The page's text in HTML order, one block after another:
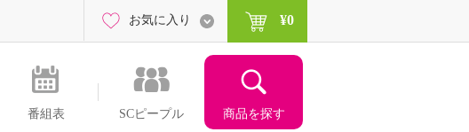
番組表 SCピープル 商品を探す
お気に入り ¥0